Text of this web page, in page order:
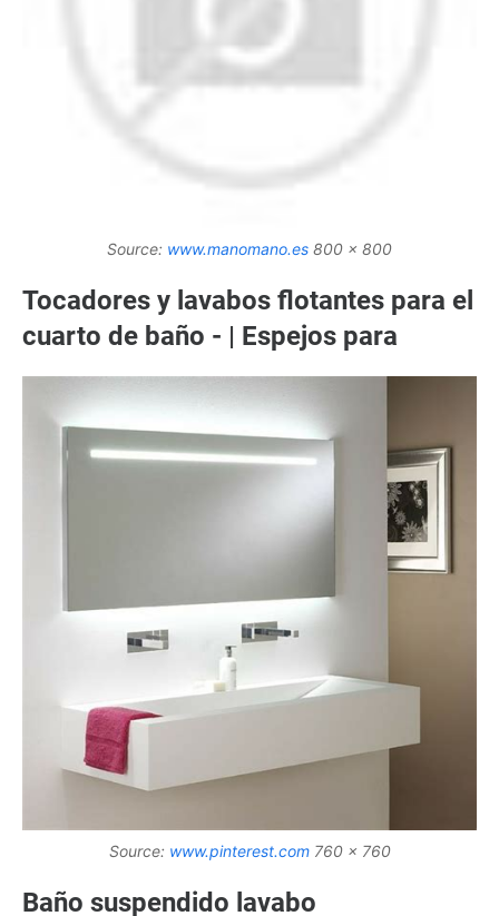
Source: www.manomano.es 800 x 800
Tocadores y lavabos flotantes para el
cuarto de baño - | Espejos para
Source: www.pinterest.com760 x 760
Baño suspendido lavabo